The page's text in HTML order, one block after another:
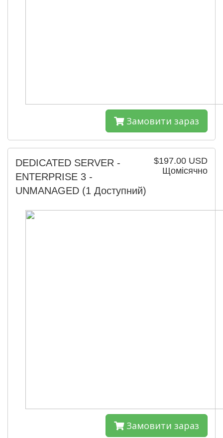
Замовити зараз
$197.00 USD
Щомісячно
DEDICATED SERVER -
ENTERPRISE 3 -
UNMANAGED (1 Доступний)
Замовити зараз